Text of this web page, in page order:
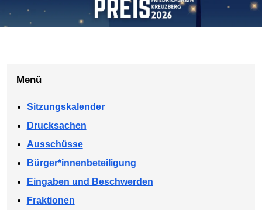
Menü
Sitzungskalender
Drucksachen
Ausschüsse
Bürger*innenbeteiligung
Eingaben und Beschwerden
Fraktionen